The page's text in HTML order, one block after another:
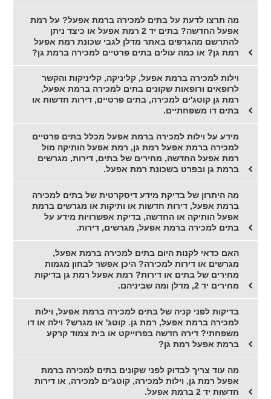
מה תרצו לדעת על בתים למכירה ברמת אפעל? על רמת
אפעל החדשה? בתים יד 2 רמת אפעל או כיצד ניתן
להתרשם מהגרפים באתר מדלן לגבי שכונת רמת אפעל
רמת גן? או כמה עולים בתים פרטיים למכירה ברמת גן?
וילות למכירה ברמת אפעל, קליניקה, קליניקות והקשר
לרופאים ורופאות שקונים בתים למכירה ברמת אפעל,
רמת גן קוטג'ים למכירה, בתים פרטיים, דירות חדשות או
בתים דו משפחתיים.
מידע על וילות למכירה ברמת אפעל מכלל בתים פרטיים
למכירה ברמת אפעל רמת גן, רמת אפעל הותיקה מול
רמת אפעל החדשה, מחירים של בתים, דירות, מגרשים
ברמת גן ובפרט בשכונת רמת אפעל.
מה היתרון של בדיקת מידע דיסקרטית של בתים למכירה
ברמת אפעל, דירות חדשות או ותיקות או מגרשים ברמת
אפעל הותיקה או החדשה, בדיקת אפשרויות מידע על
בתים למכירה ברמת אפעל, מגרשים, דירות.
האם כדאי לקנות היום בתים למכירה ברמת אפעל,
מגרשים או דירות למכירה? היכן אפשר לבחון מגמות
מחירים של בתים או דירות? רמת אפעל רמת גן בדיקות
מחירים יד 2, מדלן ומה שביניהם.
בדיקות לפני קניה של בתים למכירה ברמת אפעל, וילות
למכירה ברמת אפעל, רמת גן. קוטג' או מגרש? וילה או דו
משפחתי? דירה חדשה בפרוייקט או בית צמוד קרקע
ברמת אפעל רמת גן?
מה עוד צריך לבדוק לפני שקונים בתים למכירה ברמת
אפעל רמת גן, וילות למכירה, קוטג'ים למכירה, או דירות
חדשות יד 2 ברמת אפעל.